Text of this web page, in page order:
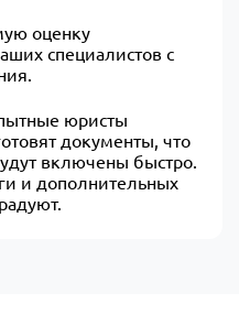
оценку
специалистов с
юристы
документы, что
включены быстро.
и дополнительных